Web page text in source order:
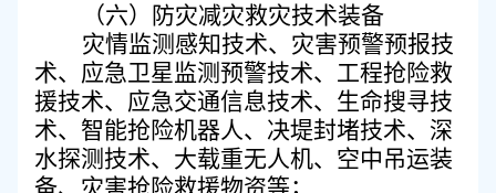
（六）
防灾减灾救灾技术装备
灾情监测感知技术、灾害预警预报技
术、应急卫星监测预警技术、工程抢险救
援技术、应急交通信息技术、生命搜寻技
术、智能抢险机器人、决堤封堵技术、深
水探测技术、大载重无人机、空中吊运装
备、灾害抢险救援物资等；